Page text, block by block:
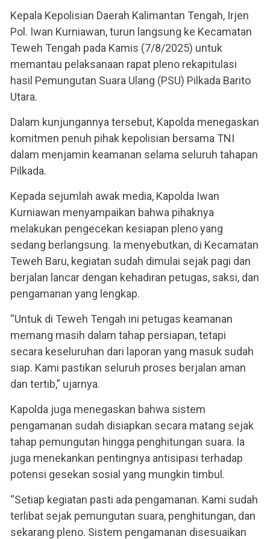
Kepala Kepolisian Daerah Kalimantan Tengah, Irjen
Pol. Iwan Kurniawan, turun langsung ke Kecamatan
Teweh Tengah pada Kamis (7/8/2025) untuk
memantau pelaksanaan rapat pleno rekapitulasi
hasil Pemungutan Suara Ulang (PSU) Pilkada Barito
Utara.
Dalam kunjungannya tersebut, Kapolda menegaskan
komitmen penuh pihak kepolisian bersama TNI
dalam menjamin keamanan selama seluruh tahapan
Pilkada.
Kepada sejumlah awak media, Kapolda Iwan
Kurniawan menyampaikan bahwa pihaknya
melakukan pengecekan kesiapan pleno yang
sedang berlangsung. Ia menyebutkan, di Kecamatan
Teweh Baru, kegiatan sudah dimulai sejak pagi dan
berjalan lancar dengan kehadiran petugas, saksi, dan
pengamanan yang lengkap.
“Untuk di Teweh Tengah ini petugas keamanan
memang masih dalam tahap persiapan, tetapi
secara keseluruhan dari laporan yang masuk sudah
siap. Kami pastikan seluruh proses berjalan aman
dan tertib,” ujarnya.
Kapolda juga menegaskan bahwa sistem
pengamanan sudah disiapkan secara matang sejak
tahap pemungutan hingga penghitungan suara. Ia
juga menekankan pentingnya antisipasi terhadap
potensi gesekan sosial yang mungkin timbul.
“Setiap kegiatan pasti ada pengamanan. Kami sudah
terlibat sejak pemungutan suara, penghitungan, dan
sekarang pleno. Sistem pengamanan disesuaikan